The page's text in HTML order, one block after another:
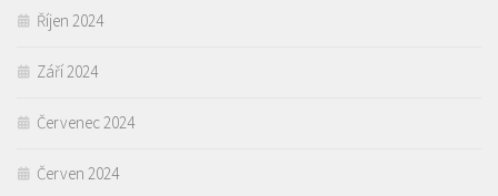
Říjen 2024
Září 2024
Červenec 2024
Červen 2024